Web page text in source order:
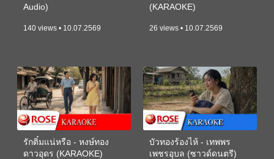
Audio)
140 views • 10.07.2569
(KARAOKE)
26 views • 10.07.2569
รักติ๋มแน่หรือ - หงษ์ทอง
ดาวอุดร (KARAOKE)
บัวทองร้องไห้ - เทพพร
เพชรอุบล (ซาวด์ดนตรี)